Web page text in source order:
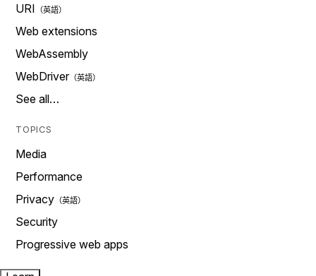
URI
Web extensions
WebAssembly
WebDriver
See all…
TOPICS
Media
Performance
Privacy
Security
Progressive web apps